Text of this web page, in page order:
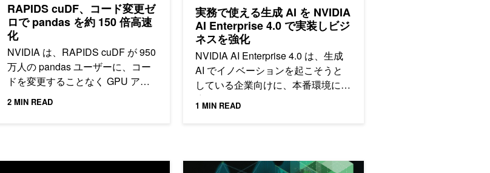
RAPIDS cuDF、コード変更ゼ
ロで pandas を約 150 倍高速
化
NVIDIA は、RAPIDS cuDF が 950
万人の pandas ユーザーに、コー
ドを変更することなく GPU アク
セラレーションを提供できるよう
2 MIN READ
実務で使える生成 AI を NVIDIA
AI Enterprise 4.0 で実装しビジ
ネスを強化
NVIDIA AI Enterprise 4.0 は、生成
AI でイノベーションを起こそうと
している企業向けに、本番環境に対
応したサポート、管理性、セキュリ
1 MIN READ
新機能を備えた NVIDIA AI Enterprise 2.1 の一般提供を開始RAPIDS による機械学習アプリケーション構築のステップバイステップガ